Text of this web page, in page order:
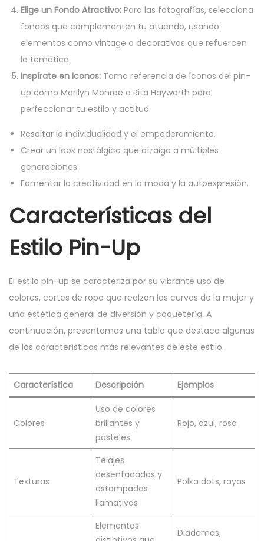
Elige un Fondo Atractivo: Para las fotografías, selecciona
fondos que complementen tu atuendo, usando
elementos como vintage o decorativos que refuercen
la temática.
Inspírate en Iconos: Toma referencia de íconos del pin-
up como Marilyn Monroe o Rita Hayworth para
perfeccionar tu estilo y actitud.
Resaltar la individualidad y el empoderamiento.
Crear un look nostálgico que atraiga a múltiples
generaciones.
Fomentar la creatividad en la moda y la autoexpresión.
Características del
Estilo Pin-Up
El estilo pin-up se caracteriza por su vibrante uso de
colores, cortes de ropa que realzan las curvas de la mujer y
una estética general de diversión y coquetería. A
continuación, presentamos una tabla que destaca algunas
de las características más relevantes de este estilo.
Característica Descripción Ejemplos
Colores
Uso de colores
brillantes y
pasteles
Rojo, azul, rosa
Texturas
Telajes
desenfadados y
estampados
llamativos
Polka dots, rayas
Elementos
Diademas,